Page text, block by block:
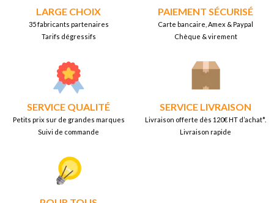
LARGE CHOIX
35 fabricants partenaires
Tarifs dégressifs
PAIEMENT SÉCURISÉ
Carte bancaire, Amex & Paypal
Chèque & virement
SERVICE QUALITÉ
Petits prix sur de grandes marques
Suivi de commande
SERVICE LIVRAISON
Livraison offerte dès 120€ HT d’achat*.
Livraison rapide